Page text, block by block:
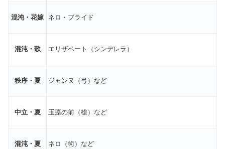
混沌・花嫁 ネロ・ブライド
混沌・歌 エリザベート（シンデレラ）
秩序・夏 ジャンヌ（弓）など
中立・夏 玉藻の前（槍）など
混沌・夏 ネロ（術）など